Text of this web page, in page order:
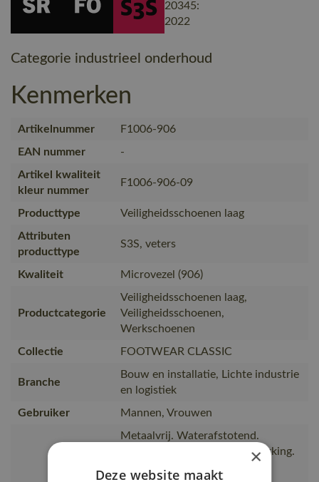
Categorie industrieel onderhoud
Kenmerken
Artikelnummer
F1006-906
EAN nummer
-
Artikel kwaliteit
kleur nummer
F1006-906-09
Producttype
Veiligheidsschoenen laag
Attributen
producttype
S3S, veters
Kwaliteit Microvezel (906)
Productcategorie
Veiligheidsschoenen laag,
Veiligheidsschoenen,
Werkschoenen
Collectie
FOOTWEAR CLASSIC
Branche
Bouw en installatie, Lichte industrie
en logistiek
Gebruiker
Mannen, Vrouwen
Metaalvrij. Waterafstotend.
Vetersluiting. TPU teenversterking.
×
Deze website maakt